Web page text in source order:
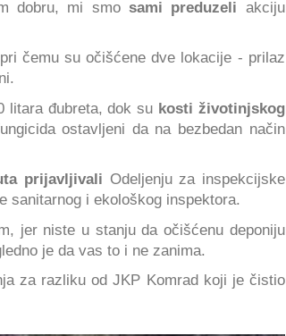
dobru, mi smosami preduzeli akciju
čemu su očišćene dve lokacije - prilaz
litara đubreta, dok su kosti životinjskog
ostavljeni da na bezbedan način
prijavljivali Odeljenju za inspekcijske
sanitarnog i ekološkog inspektora.
jer niste u stanju da očišćenu deponiju
je da vas to i ne zanima.
za razliku od JKP Komrad koji je čistio